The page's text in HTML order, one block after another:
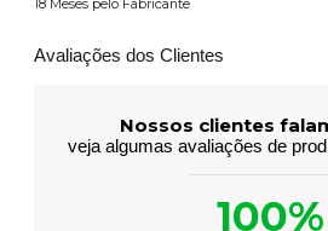
18 Meses pelo Fabricante
Avaliações dos Clientes
Nossos clientes
veja algumas avaliações de
100%